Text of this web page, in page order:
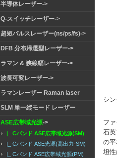
半導体レーザー->
Q-スイッチレーザー->
超短パルスレーザー(ns/ps/fs)->
DFB 分布帰還型レーザー->
ラマン & 狭線幅レーザー->
波長可変レーザー->
ラマンレーザー Raman laser
SLM 単一縦モード レーザー
ASE広帯域光源->
|_ Cバンド ASE広帯域光源(SM)
|_ Cバンド ASE光源(高出力-SM)
|_ Cバンド ASE広帯域光源(PM)
シ
フ
石
の
坦